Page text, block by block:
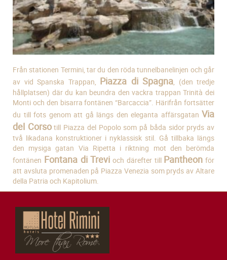
Från stationen Termini, tar du den röda tunnelbanelinjen och går
av vid Spanska Trappan, Piazza di Spagna , (den tredje
hållplatsen) där du kan beundra den vackra trappan Trinità dei
Monti och den bisarra fontänen “Barcaccia”. Härifrån fortsätter
du till fots genom att gå längs den eleganta affärsgatan Via
del Corsotill Piazza del Popolo som på båda sidor pryds av
två likadana konstruktioner i nyklassisk stil. Gå tillbaka längs
den mysiga gatan Via Ripetta i riktning mot den berömda
fontänen Fontana di Trevi och därefter till Pantheon för
att avsluta promenaden på Piazza Venezia som pryds av Altare
della Patria och Kapitolium.